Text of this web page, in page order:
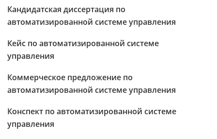
Кандидатская диссертация по
автоматизированной системе управления
Кейс по автоматизированной системе
управления
Коммерческое предложение по
автоматизированной системе управления
Конспект по автоматизированной системе
управления